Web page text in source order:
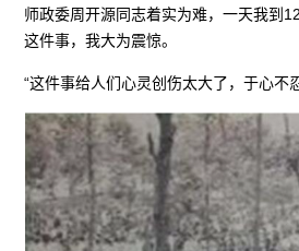
师政委周开源同志着实为难，一天我到
这件事，我大为震惊。
“这件事给人们心灵创伤太大了，于心不